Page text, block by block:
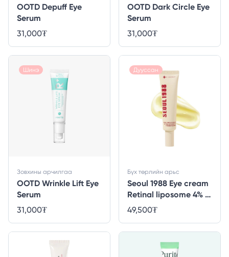
OOTD Depuff Eye
Serum
31,000₮
OOTD Dark Circle Eye
Serum
31,000₮
Шинэ
OOTD Wrinkle Lift Eye
Serum
Зовхины арчилгаа
31,000₮
Дууссан
Seoul 1988 Eye cream
Retinal liposome 4% +
Fermented bean -
30ml
Бүх төрлийн арьс
49,500₮